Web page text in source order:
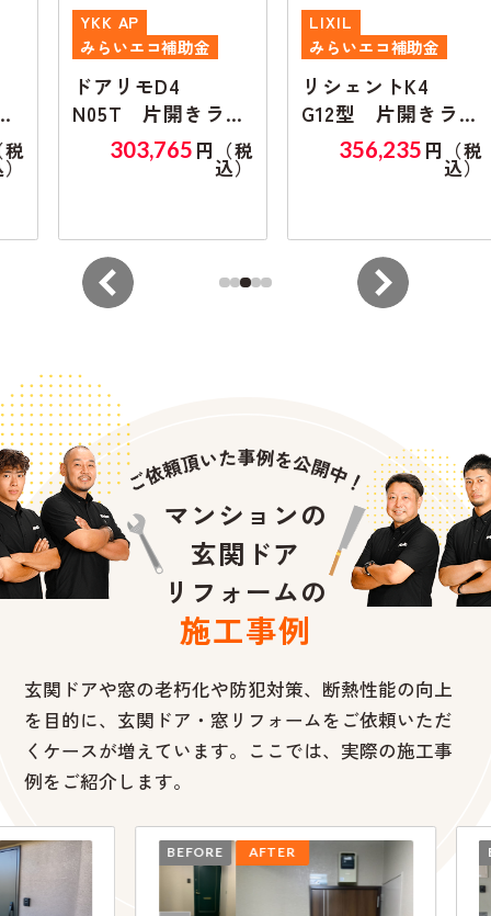
YKK AP
みらいエコ補助金
ドアリモD4
N05T 片開きラン
303,765円（税
込）
LIXIL
みらいエコ補助金
リシェントK4
G12型 片開きラン
356,235円（税
込）
マンションの
玄関ドア
リフォームの
施工事例
玄関ドアや窓の老朽化や防犯対策、断熱性能の向上
を目的に、 玄関ドア・窓リフォームをご依頼いただ
くケースが増えています。ここでは、実際の施工事
例をご紹介します。
BEFORE AFTER